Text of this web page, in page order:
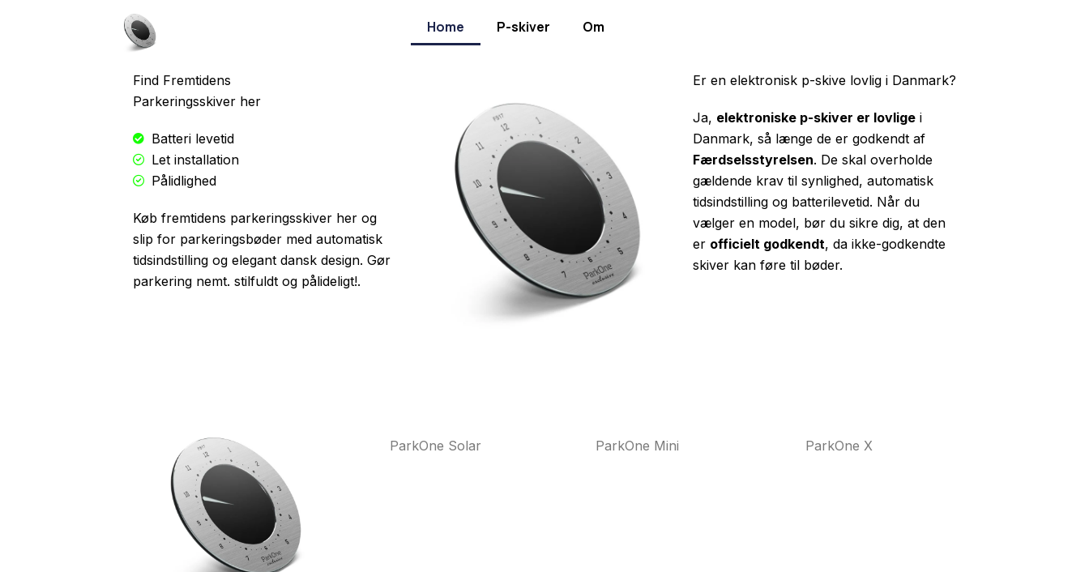
Skip
content
Home P-skiver Om
Find Fremtidens
Parkeringsskiver her
Batteri levetid
Let installation
Pålidlighed
Køb fremtidens parkeringsskiver her og
slip for parkeringsbøder med automatisk
tidsindstilling og elegant dansk design. Gør
parkering nemt. stilfuldt og pålideligt!.
Er en elektronisk p-skive lovlig i Danmark?
Ja, elektroniske p-skiver er lovligei
Danmark, så længe de er godkendt af
Færdselsstyrelsen. De skal overholde
gældende krav til synlighed, automatisk
tidsindstilling og batterilevetid. Når du
vælger en model, bør du sikre dig, at den
er officielt godkendt, da ikke-godkendte
skiver kan føre til bøder.
ParkOne Solar ParkOne Mini ParkOne X